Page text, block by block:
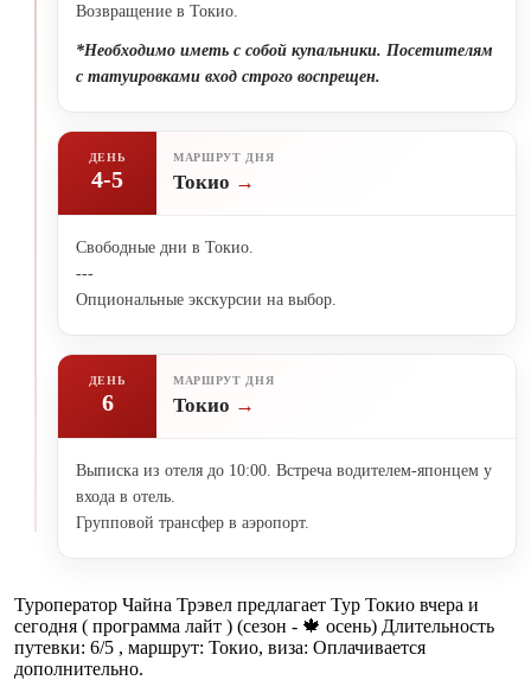
Возвращение в Токио.
*Необходимо иметь с собой купальники. Посетителям
с татуировками вход строго воспрещен.
ДЕНЬ
4-5
МАРШРУТ ДНЯ
Токио
Свободные дни в Токио.
---
Опциональные экскурсии на выбор.
ДЕНЬ
6
МАРШРУТ ДНЯ
Токио
Выписка из отеля до 10:00. Встреча водителем-японцем у
входа в отель.
Групповой трансфер в аэропорт.
Туроператор Чайна Трэвел предлагает Тур Токио вчера и
сегодня ( программа лайт ) (сезон - 🍁 осень) Длительность
путевки: 6/5 , маршрут: Токио, виза: Оплачивается
дополнительно.